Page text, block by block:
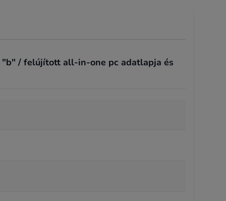
/ felújított all-in-one pc adatlapja és